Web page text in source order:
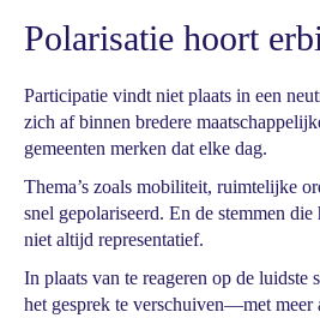
Polarisatie hoort
Participatie vindt niet plaats in een
zich af binnen bredere
gemeenten merken dat elke dag.
Thema’s zoals mobiliteit, ruimtelijke
snel gepolariseerd. En de stemmen
niet altijd representatief.
In plaats van te reageren op de luidste
het gesprek te verschuiven—met meer